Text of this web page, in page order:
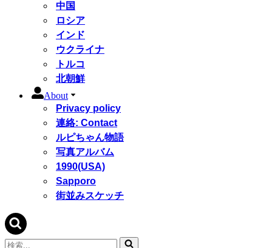
中国
ロシア
インド
ウクライナ
トルコ
北朝鮮
About
Privacy policy
連絡: Contact
ルピちゃん物語
写真アルバム
1990(USA)
Sapporo
街並みスケッチ
検